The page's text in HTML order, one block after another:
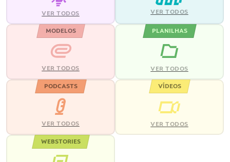
VER TODOS VER TODOS
MODELOS
VER TODOS
PLANILHAS
VER TODOS
PODCASTS
VER TODOS
VÍDEOS
VER TODOS
WEBSTORIES